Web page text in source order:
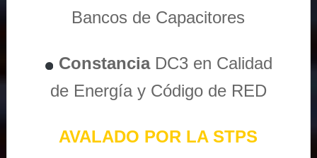
Bancos de Capacitores
ConstanciaDC3 en Calidad
de Energía y Código de RED
AVALADO POR LA STPS